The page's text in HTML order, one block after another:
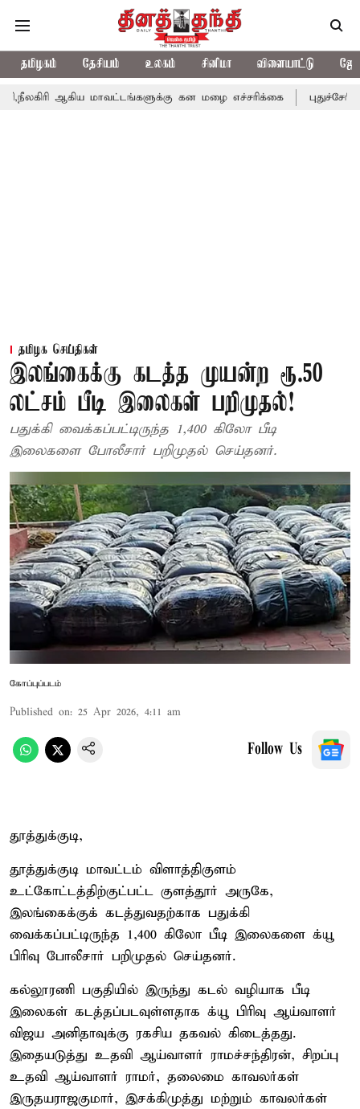
தமிழகம் தேசியம் உலகம் சினிமா விளையாட்டு
மாவட்டங்களுக்கு கன மழை எச்சரிக்கை புதுச்சேரி
தமிழக செய்திகள்
இலங்கைக்கு கடத்த முயன்ற ரூ.50
லட்சம் பீடி இலைகள் பறிமுதல்!
பதுக்கி வைக்கப்பட்டிருந்த 1,400 கிலோ பீடி
இலைகளை போலீசார் பறிமுதல் செய்தனர்.
கோப்புப்படம்
Published on: 25 Apr 2026, 4:11 am
Follow Us
தூத்துக்குடி,
தூத்துக்குடி மாவட்டம் விளாத்திகுளம்
உட்கோட்டத்திற்குட்பட்ட குளத்தூர் அருகே,
இலங்கைக்குக் கடத்துவதற்காக பதுக்கி
வைக்கப்பட்டிருந்த 1,400 கிலோ பீடி இலைகளை க்யூ
பிரிவு போலீசார் பறிமுதல் செய்தனர்.
கல்லூரணி பகுதியில் இருந்து கடல் வழியாக பீடி
இலைகள் கடத்தப்படவுள்ளதாக க்யூ பிரிவு ஆய்வாளர்
விஜய அனிதாவுக்கு ரகசிய தகவல் கிடைத்தது.
இதையடுத்து உதவி ஆய்வாளர் ராமச்சந்திரன், சிறப்பு
உதவி ஆய்வாளர் ராமர், தலைமை காவலர்கள்
இருதயராஜகுமார், இசக்கிமுத்து மற்றும் காவலர்கள்